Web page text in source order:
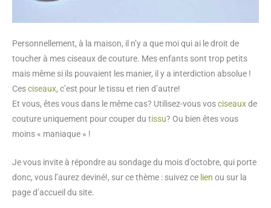
Personnellement, à la maison, il n’y a que moi qui ai le droit de
toucher à mes ciseaux de couture. Mes enfants sont trop petits
mais même si ils pouvaient les manier, il y a interdiction absolue !
Cesciseaux, c’est pour le tissu et rien d’autre!
Et vous, êtes vous dans le même cas? Utilisez-vous vosciseauxde
couture uniquement pour couper du tissu? Ou bien êtes vous
moins « maniaque » !
Je vous invite à répondre au sondage du mois d’octobre, qui porte
donc, vous l’aurez deviné!, sur ce thème : suivez ce lien ou sur la
page d’accueil du site.